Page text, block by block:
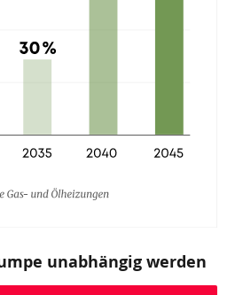
unabhängig werden